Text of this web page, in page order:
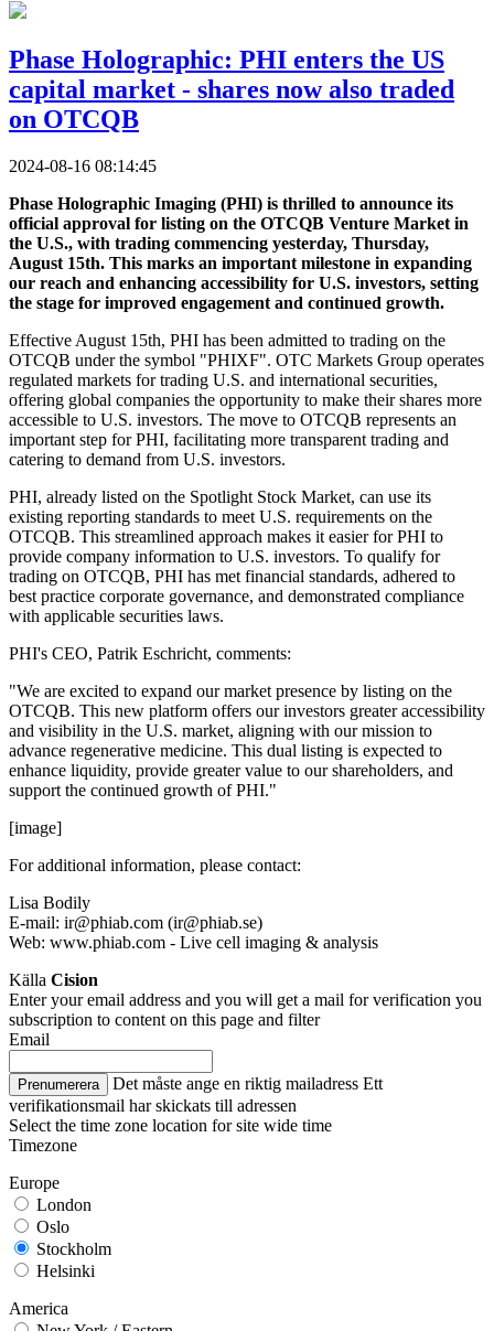
Phase Holographic: PHI enters the US
capital market - shares now also traded
on OTCQB
2024-08-16 08:14:45
Phase Holographic Imaging (PHI) is thrilled to announce its
official approval for listing on the OTCQB Venture Market in
the U.S., with trading commencing yesterday, Thursday,
August 15th. This marks an important milestone in expanding
our reach and enhancing accessibility for U.S. investors, setting
the stage for improved engagement and continued growth.
Effective August 15th, PHI has been admitted to trading on the
OTCQB under the symbol "PHIXF". OTC Markets Group operates
regulated markets for trading U.S. and international securities,
offering global companies the opportunity to make their shares more
accessible to U.S. investors. The move to OTCQB represents an
important step for PHI, facilitating more transparent trading and
catering to demand from U.S. investors.
PHI, already listed on the Spotlight Stock Market, can use its
existing reporting standards to meet U.S. requirements on the
OTCQB. This streamlined approach makes it easier for PHI to
provide company information to U.S. investors. To qualify for
trading on OTCQB, PHI has met financial standards, adhered to
best practice corporate governance, and demonstrated compliance
with applicable securities laws.
PHI's CEO, Patrik Eschricht, comments:
"We are excited to expand our market presence by listing on the
OTCQB. This new platform offers our investors greater accessibility
and visibility in the U.S. market, aligning with our mission to
advance regenerative medicine. This dual listing is expected to
enhance liquidity, provide greater value to our shareholders, and
support the continued growth of PHI."
[image]
For additional information, please contact:
Lisa Bodily
E-mail: ir@phiab.com (ir@phiab.se)
Web: www.phiab.com - Live cell imaging & analysis
Källa Cision
Enter your email address and you will get a mail for verification you
subscription to content on this page and filter
Email
Prenumerera Det måste ange en riktig mailadress Ett
verifikationsmail har skickats till adressen
Select the time zone location for site wide time
Timezone
Europe
London
Oslo
Stockholm
Helsinki
America